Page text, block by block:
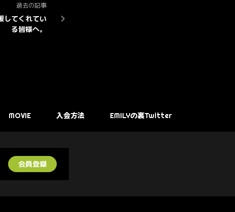
過去の記事
してくれてい
る皆様へ。
MOVIE 入会方法 EMILYの裏Twitter
会員登録